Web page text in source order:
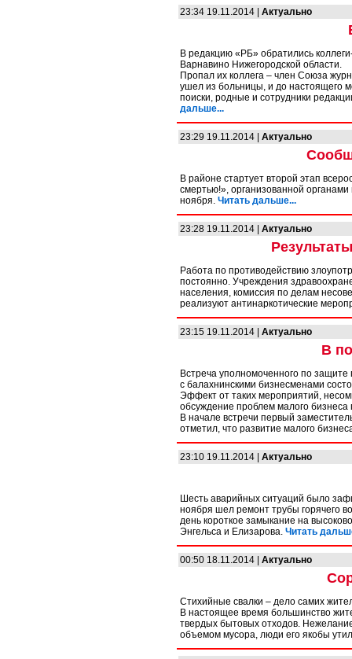
23:34 19.11.2014 | Актуально
В редакцию «РБ» обратились
Варнавино Нижегородской области.
Пропал их коллега – член Союза
ушел из больницы, и до настоящего
поиски, родные и сотрудники
дальше...
23:29 19.11.2014 | Актуально
В районе стартует второй этап
смертью!», организованной
ноября. Читать дальше...
23:28 19.11.2014 | Актуально
Работа по противодействию
постоянно. Учреждения
населения, комиссия по делам
реализуют антинаркотические
23:15 19.11.2014 | Актуально
В
Встреча уполномоченного по
с балахнинскими бизнесменами
Эффект от таких мероприятий,
обсуждение проблем малого
В начале встречи первый
отметил, что развитие малого
23:10 19.11.2014 | Актуально
Шесть аварийных ситуаций было
ноября шел ремонт трубы горячего
день короткое замыкание на
Энгельса и Елизарова. Читать
00:50 18.11.2014 | Актуально
Стихийные свалки – дело самих
В настоящее время большинство
твердых бытовых отходов.
объемом мусора, люди его якобы